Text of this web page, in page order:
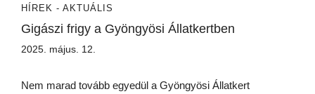
HÍREK - AKTUÁLIS
Gigászi frigy a Gyöngyösi Állatkertben
2025. május. 12.
Nem marad tovább egyedül a Gyöngyösi Állatkert